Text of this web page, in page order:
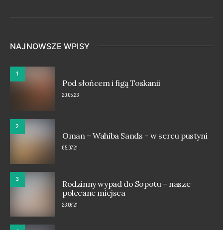
NAJNOWSZE WPISY
1
Pod słońcem i figą Toskanii
20.05.23
2
Oman – Wahiba Sands – w sercu pustyni
05.07.21
3
Rodzinny wypad do Sopotu – nasze
polecane miejsca
23.06.21